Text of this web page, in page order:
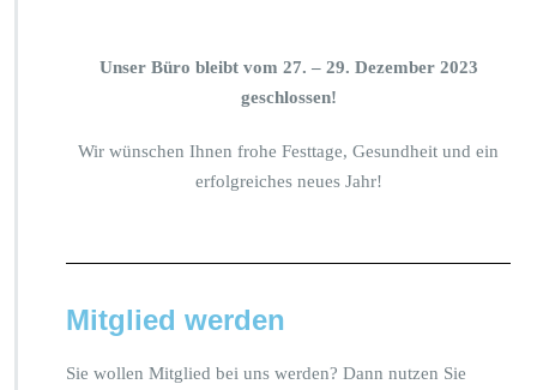
Unser Büro bleibt vom 27. – 29. Dezember 2023
geschlossen!
Wir wünschen Ihnen frohe Festtage, Gesundheit und ein
erfolgreiches neues Jahr!
Mitglied werden
Sie wollen Mitglied bei uns werden? Dann nutzen Sie